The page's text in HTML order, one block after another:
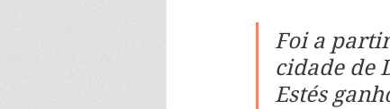
Foi a
cidade de
Estés